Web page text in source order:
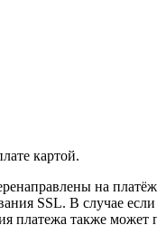
картой.
на
SSL. В случае
платежа также может